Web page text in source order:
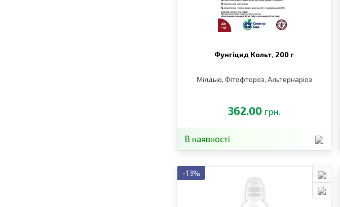
Фунгіцид Кольт, 200 г
Мілдью, Фітофтороз, Альтернаріоз
362.00 грн.
В наявності
-13%